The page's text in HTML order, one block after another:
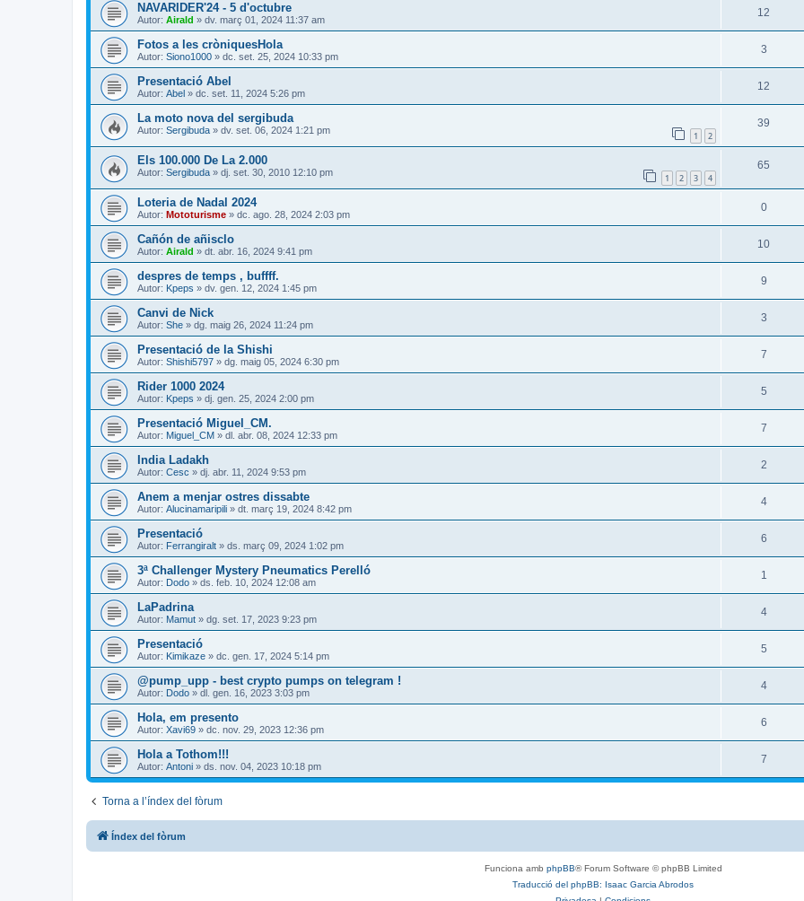
NAVARIDER'24 - 5 d'octubre
Autor: Airald » dv. març 01, 2024 11:37 am
12
Fotos a les cròniquesHola
Autor: Siono1000 » dc. set. 25, 2024 10:33 pm
3
Presentació Abel
Autor: Abel » dc. set. 11, 2024 5:26 pm
12
La moto nova del sergibuda
Autor: Sergibuda » dv. set. 06, 2024 1:21 pm 1 2
39
Els 100.000 De La 2.000
Autor: Sergibuda » dj. set. 30, 2010 12:10 pm 1 2 3 4
65
Loteria de Nadal 2024
Autor: Mototurisme » dc. ago. 28, 2024 2:03 pm
0
Cañón de añisclo
Autor: Airald » dt. abr. 16, 2024 9:41 pm
10
despres de temps , buffff.
Autor: Kpeps » dv. gen. 12, 2024 1:45 pm
9
Canvi de Nick
Autor: She » dg. maig 26, 2024 11:24 pm
3
Presentació de la Shishi
Autor: Shishi5797 » dg. maig 05, 2024 6:30 pm
7
Rider 1000 2024
Autor: Kpeps » dj. gen. 25, 2024 2:00 pm
5
Presentació Miguel_CM.
Autor: Miguel_CM » dl. abr. 08, 2024 12:33 pm
7
India Ladakh
Autor: Cesc » dj. abr. 11, 2024 9:53 pm
2
Anem a menjar ostres dissabte
Autor: Alucinamaripili » dt. març 19, 2024 8:42 pm
4
Presentació
Autor: Ferrangiralt » ds. març 09, 2024 1:02 pm
6
3ª Challenger Mystery Pneumatics Perelló
Autor: Dodo » ds. feb. 10, 2024 12:08 am
1
LaPadrina
Autor: Mamut » dg. set. 17, 2023 9:23 pm
4
Presentació
Autor: Kimikaze » dc. gen. 17, 2024 5:14 pm
5
@pump_upp - best crypto pumps on telegram !
Autor: Dodo » dl. gen. 16, 2023 3:03 pm
4
Hola, em presento
Autor: Xavi69 » dc. nov. 29, 2023 12:36 pm
6
Hola a Tothom!!!
Autor: Antoni » ds. nov. 04, 2023 10:18 pm
7
Torna a l’índex del fòrum
Índex del fòrum
Funciona amb phpBB® Forum Software © phpBB Limited
Traducció del phpBB: Isaac Garcia Abrodos